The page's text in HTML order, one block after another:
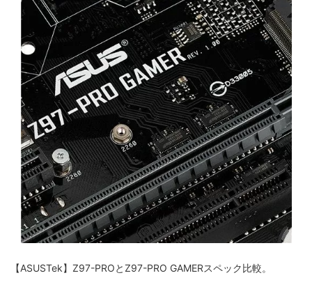
【ASUSTek】Z97-PROとZ97-PRO GAMERスペック比較。